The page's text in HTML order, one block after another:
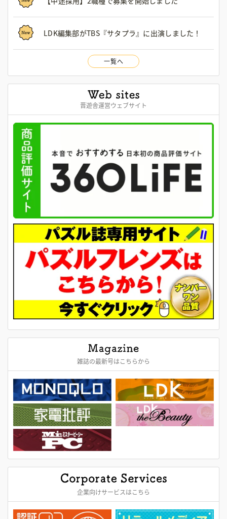
LDK編集部がTBS『サタプラ』に出演しました！
一覧へ
晋遊舎運営ウェブサイト
雑誌の最新号はこちらから
企業向けサービスはこちら